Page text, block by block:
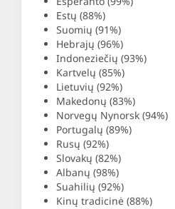
Estų (88%)
Suomių (91%)
Hebrajų (96%)
Indoneziečių (93%)
Kartvelų (85%)
Lietuvių (92%)
Makedonų (83%)
Norvegų Nynorsk (94%)
Portugalų (89%)
Rusų (92%)
Slovakų (82%)
Albanų (98%)
Suahilių (92%)
Kinų tradicinė (88%)